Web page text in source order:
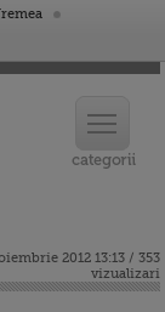
2012 13:13 / 353
vizualizari